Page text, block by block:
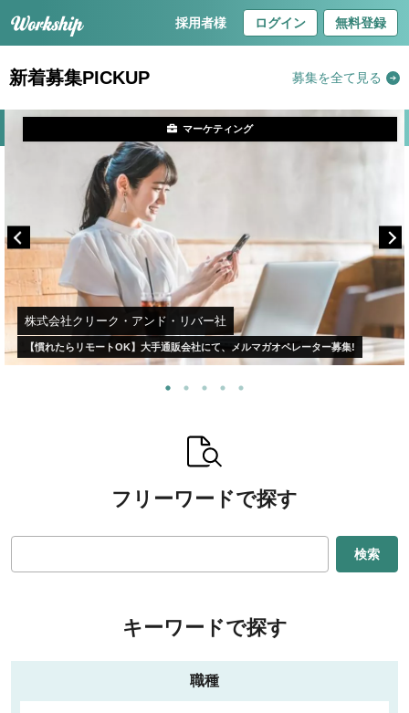
採用者様 ログイン 無料登録
新着募集PICKUP 募集を全て見る
株式会社クリーク・アンド・リバー社
【慣れたらリモートOK】大手通販会社にて、メルマガオペレーター募集!
マーケティング
フリーワードで探す
検索
キーワードで探す
職種